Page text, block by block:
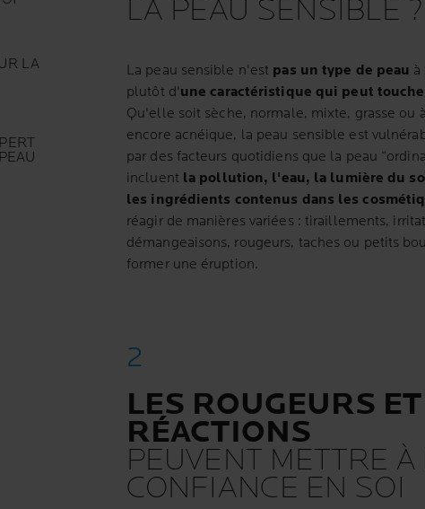
LA
LA PEAU SENSIBLE ?
La peau sensible n'est pas un type de peau à
plutôt d'une caractéristique qui peut
Qu'elle soit sèche, normale, mixte, grasse ou
encore acnéique, la peau sensible est
par des facteurs quotidiens que la peau
incluent la pollution, l'eau, la lumière du
les ingrédients contenus dans les
réagir de manières variées : tiraillements,
démangeaisons, rougeurs, taches ou petits
former une éruption.
LES ROUGEURS
RÉACTIONS
PEUVENT METTRE
CONFIANCE EN SOI